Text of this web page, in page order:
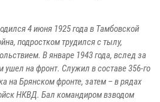
4 июня 1925 года в Тамбовской
подростком трудился с тылу,
В январе 1943 года, вслед за
на фронт. Служил в составе 356-го
на Брянском фронте, затем – в рядах
НКВД. Бал командиром взводом